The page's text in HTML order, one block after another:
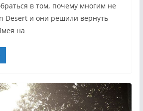
в том, почему многим не
Desert и они решили вернуть
на